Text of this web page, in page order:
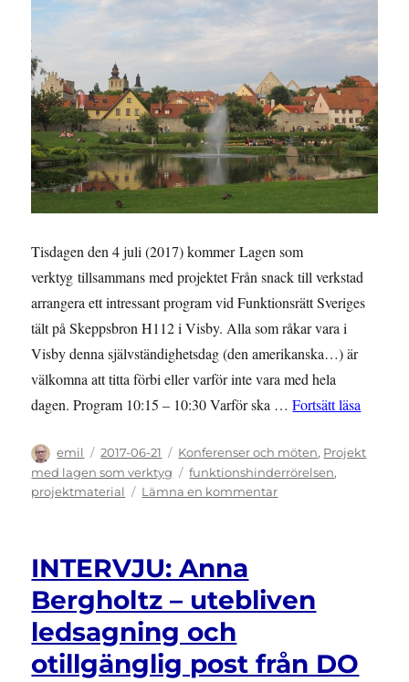
Tisdagen den 4 juli (2017) kommer Lagen som
verktyg tillsammans med projektet Från snack till verkstad
arrangera ett intressant program vid Funktionsrätt Sveriges
tält på Skeppsbron H112 i Visby. Alla som råkar vara i
Visby denna självständighetsdag (den amerikanska…) är
välkomna att titta förbi eller varför inte vara med hela
dagen. Program 10:15 – 10:30 Varför ska …Fortsätt läsa
Författare
emil
Publicerat
den
2017-06-21 Kategorier
Konferenser och möten, Projekt
med lagen som verktyg
Etiketter
funktionshinderrörelsen,
projektmaterial
Lämna en kommentartill
Almedalen
INTERVJU: Anna
Bergholtz – utebliven
ledsagning och
otillgänglig post från DO